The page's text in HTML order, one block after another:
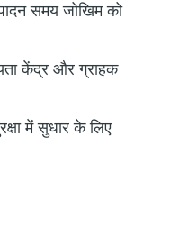
समय जोखिम को
केंद्र और ग्राहक
में सुधार के लिए